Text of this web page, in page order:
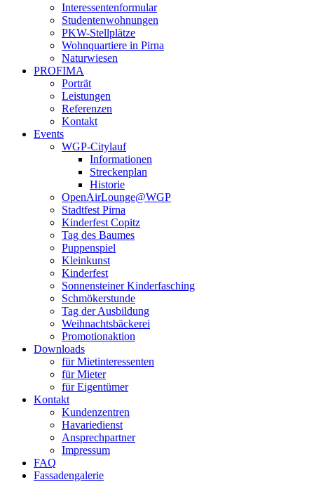
Interessentenformular
Studentenwohnungen
PKW-Stellplätze
Wohnquartiere in Pirna
Naturwiesen
PROFIMA
Porträt
Leistungen
Referenzen
Kontakt
Events
WGP-Citylauf
Informationen
Streckenplan
Historie
OpenAirLounge@WGP
Stadtfest Pirna
Kinderfest Copitz
Tag des Baumes
Puppenspiel
Kleinkunst
Kinderfest
Sonnensteiner Kinderfasching
Schmökerstunde
Tag der Ausbildung
Weihnachtsbäckerei
Promotionaktion
Downloads
für Mietinteressenten
für Mieter
für Eigentümer
Kontakt
Kundenzentren
Havariedienst
Ansprechpartner
Impressum
FAQ
Fassadengalerie